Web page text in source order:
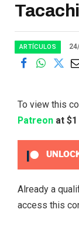
ARTÍCULOS
To view this
Patreon at $1
Already a
access this